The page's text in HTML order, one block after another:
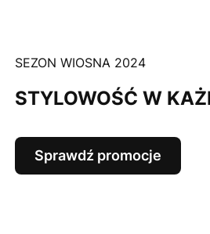
SEZON WIOSNA 2024
STYLOWOŚĆ W
Sprawdź promocje